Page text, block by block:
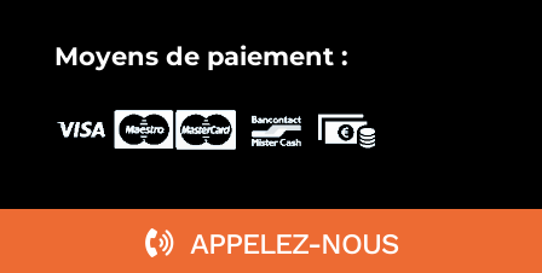
APPELEZ-NOUS
Moyens de paiement :